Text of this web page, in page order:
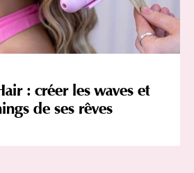
: créer les waves et
de ses rêves